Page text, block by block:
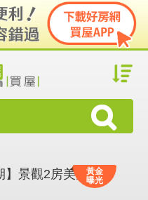
黃金
曝光